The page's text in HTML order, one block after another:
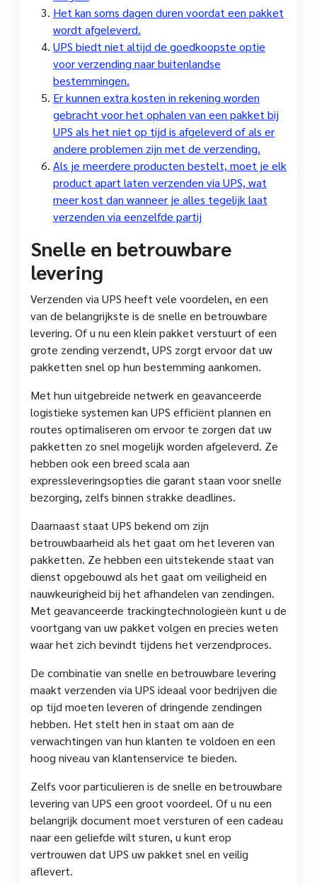
Het kan soms dagen duren voordat een pakket
wordt afgeleverd.
UPS biedt niet altijd de goedkoopste optie
voor verzending naar buitenlandse
bestemmingen.
Er kunnen extra kosten in rekening worden
gebracht voor het ophalen van een pakket bij
UPS als het niet op tijd is afgeleverd of als er
andere problemen zijn met de verzending.
Als je meerdere producten bestelt, moet je elk
product apart laten verzenden via UPS, wat
meer kost dan wanneer je alles tegelijk laat
verzenden via eenzelfde partij
Snelle en betrouwbare
levering
Verzenden via UPS heeft vele voordelen, en een
van de belangrijkste is de snelle en betrouwbare
levering. Of u nu een klein pakket verstuurt of een
grote zending verzendt, UPS zorgt ervoor dat uw
pakketten snel op hun bestemming aankomen.
Met hun uitgebreide netwerk en geavanceerde
logistieke systemen kan UPS efficiënt plannen en
routes optimaliseren om ervoor te zorgen dat uw
pakketten zo snel mogelijk worden afgeleverd. Ze
hebben ook een breed scala aan
expressleveringsopties die garant staan voor snelle
bezorging, zelfs binnen strakke deadlines.
Daarnaast staat UPS bekend om zijn
betrouwbaarheid als het gaat om het leveren van
pakketten. Ze hebben een uitstekende staat van
dienst opgebouwd als het gaat om veiligheid en
nauwkeurigheid bij het afhandelen van zendingen.
Met geavanceerde trackingtechnologieën kunt u de
voortgang van uw pakket volgen en precies weten
waar het zich bevindt tijdens het verzendproces.
De combinatie van snelle en betrouwbare levering
maakt verzenden via UPS ideaal voor bedrijven die
op tijd moeten leveren of dringende zendingen
hebben. Het stelt hen in staat om aan de
verwachtingen van hun klanten te voldoen en een
hoog niveau van klantenservice te bieden.
Zelfs voor particulieren is de snelle en betrouwbare
levering van UPS een groot voordeel. Of u nu een
belangrijk document moet versturen of een cadeau
naar een geliefde wilt sturen, u kunt erop
vertrouwen dat UPS uw pakket snel en veilig
aflevert.